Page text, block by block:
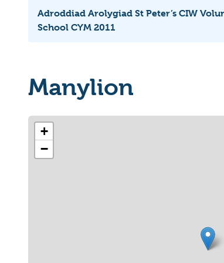
Adroddiad Arolygiad St Peter’s CIW
School CYM 2011
Manylion
+
−